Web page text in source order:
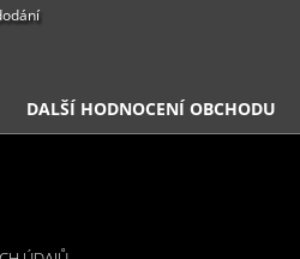
DALŠÍ HODNOCENÍ OBCHODU